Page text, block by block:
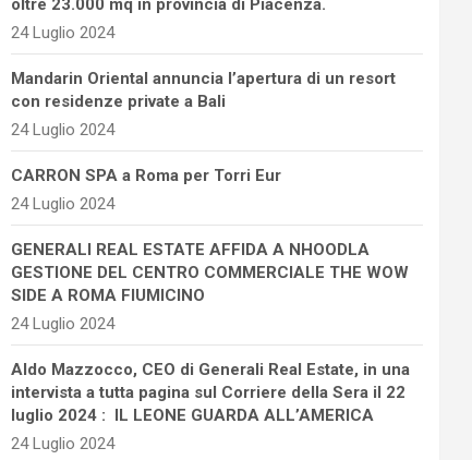
24 Luglio 2024
Mandarin Oriental annuncia l’apertura di un resort
con residenze private a Bali
24 Luglio 2024
CARRON SPA a Roma per Torri Eur
24 Luglio 2024
GENERALI REAL ESTATE AFFIDA A NHOODLA
GESTIONE DEL CENTRO COMMERCIALE THE WOW
SIDE A ROMA FIUMICINO
24 Luglio 2024
Aldo Mazzocco, CEO di Generali Real Estate, in una
intervista a tutta pagina sul Corriere della Sera il 22
luglio 2024 : IL LEONE GUARDA ALL’AMERICA
24 Luglio 2024